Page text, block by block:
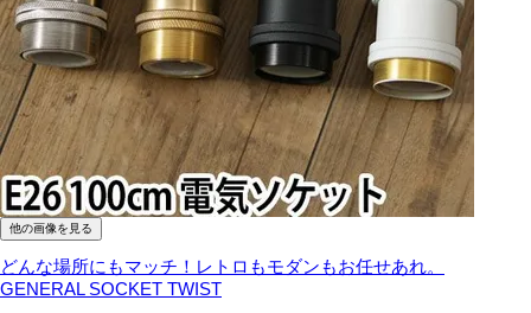
他の画像を見る
どんな場所にもマッチ！レトロもモダンもお任せあれ。
GENERAL SOCKET TWIST